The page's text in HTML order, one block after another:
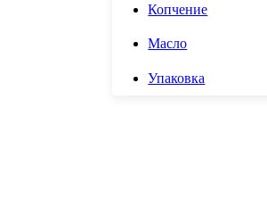
Копчение
Масло
Упаковка